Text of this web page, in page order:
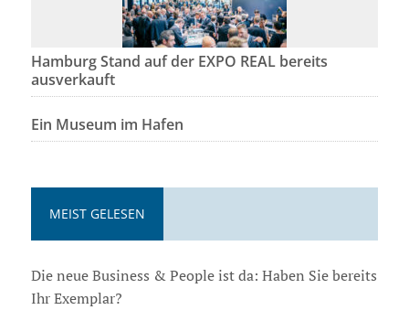
Hamburg Stand auf der EXPO REAL bereits
ausverkauft
Ein Museum im Hafen
MEIST GELESEN
Die neue Business & People ist da: Haben Sie bereits
Ihr Exemplar?